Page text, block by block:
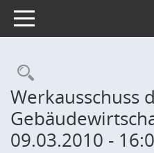
Toggle navigation
Werkausschuss
09.03.2010 -